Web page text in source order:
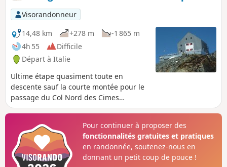
Visorandonneur
14,48 km
+278 m
-1 865 m
4h 55
Difficile
Départ à Italie
Ultime étape quasiment toute en
descente sauf la courte montée pour le
passage du Col Nord des Cimes
Blanches. Descente réalisée sur de
ruptures de pentes très accentuées.
L'arrivée par les hameaux de Fury et
Blanchard est un véritable soulagement
après 10 jours de randonnée.
Pour continuer à proposer des
fonctionnalités gratuites et pratiques
en randonnée, soutenez-nous en
donnant un petit coup de pouce !